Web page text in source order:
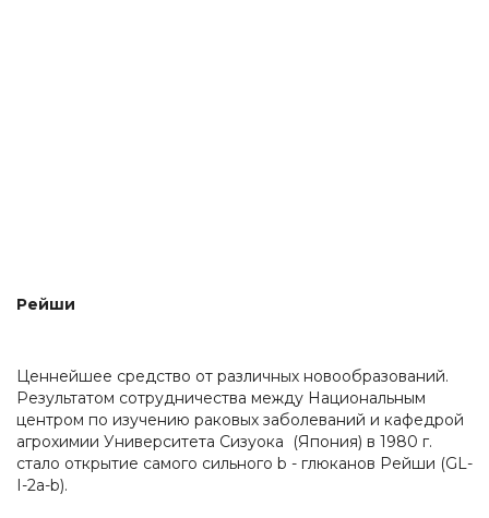
Рейши
Ценнейшее средство от различных новообразований.
Результатом сотрудничества между Национальным
центром по изучению раковых заболеваний и кафедрой
агрохимии Университета Сизуока (Япония) в 1980 г.
стало открытие самого сильного b - глюканов Рейши (GL-
I-2a-b).